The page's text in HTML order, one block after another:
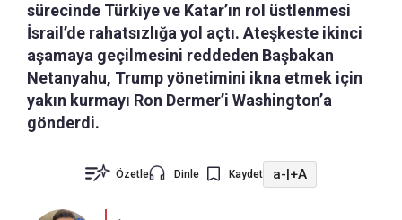
sürecinde Türkiye ve Katar’ın rol üstlenmesi
İsrail’de rahatsızlığa yol açtı. Ateşkeste ikinci
aşamaya geçilmesini reddeden Başbakan
Netanyahu, Trump yönetimini ikna etmek için
yakın kurmayı Ron Dermer’i Washington’a
gönderdi.
Özetle Dinle Kaydet a-|+A